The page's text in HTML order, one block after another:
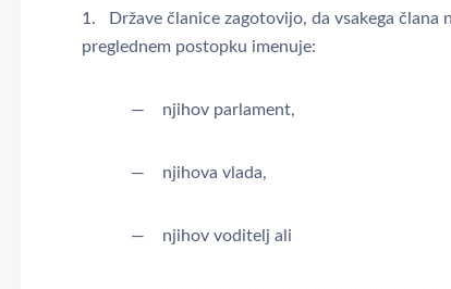
1. Države članice zagotovijo, da vsakega člana
preglednem postopku imenuje:
— njihov parlament,
— njihova vlada,
— njihov voditelj ali